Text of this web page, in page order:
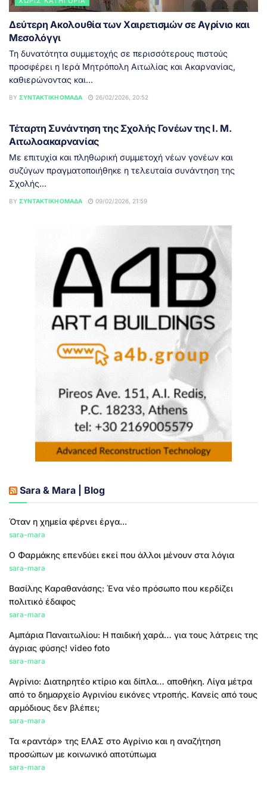
Δεύτερη Ακολουθία των Χαιρετισμών σε Αγρίνιο και
Μεσολόγγι
Τη δυνατότητα συμμετοχής σε περισσότερους πιστούς
προσφέρει η Ιερά Μητρόπολη Αιτωλίας και Ακαρνανίας,
καθιερώνοντας και...
BY ΣΥΝΤΑΚΤΙΚΉ ΟΜΆΔΑ 26/02/2026, 20:52
Τέταρτη Συνάντηση της Σχολής Γονέων της Ι. Μ.
Αιτωλοακαρνανίας
Με επιτυχία και πληθωρική συμμετοχή νέων γονέων και
συζύγων πραγματοποιήθηκε η τελευταία συνάντηση της
Σχολής...
BY ΣΥΝΤΑΚΤΙΚΉ ΟΜΆΔΑ 09/02/2026, 21:59
Sara & Mara | Blog
Όταν η χημεία φέρνει έργα...
sara-mara
Ο Φαρμάκης επενδύει εκεί που άλλοι μένουν στα λόγια
sara-mara
Βασίλης Καραθανάσης: Ένα νέο πρόσωπο που κερδίζει
πολιτικό έδαφος
sara-mara
Αμπάρια Παναιτωλίου: Η παιδική χαρά… για τους λάτρεις της
άγριας φύσης! video foto
sara-mara
Αγρίνιο: Διατηρητέο κτίριο και δίπλα… αποθήκη. Λίγα μέτρα
από το δημαρχείο Αγρινίου εικόνες ντροπής. Κανείς από τους
αρμόδιους δεν βλέπει;
sara-mara
Τα «ραντάρ» της ΕΛΑΣ στο Αγρίνιο και η αναζήτηση
προσώπων με κοινωνικό αποτύπωμα
sara-mara